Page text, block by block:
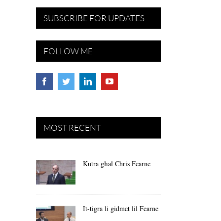
SUBSCRIBE FOR UPDATES
FOLLOW ME
MOST RECENT
Kutra għal Chris Fearne
It-tigra li gidmet lil Fearne